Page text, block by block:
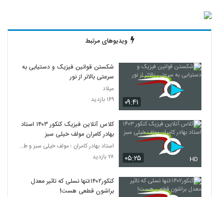
ویدیوهای مرتبط
۰۹:۴۱
شکستن قوانین فیزیک و دستیابی به
سرعتی بالاتر از نور
میلاد
۱۶۹ بازدید
۰۵:۲۵ HD
کلاس آنلاین فیزیک کنکور ۱۴۰۳ استاد
بهادر کامران مولف خیلی سبز
استاد بهادر کامران ؛ مولف خیلی سبز و طراح قلم چی
۲۸ بازدید
کنکور۱۴۰۲؛تنها نسلی که تاثیر معدل
براشون قطعی هست!